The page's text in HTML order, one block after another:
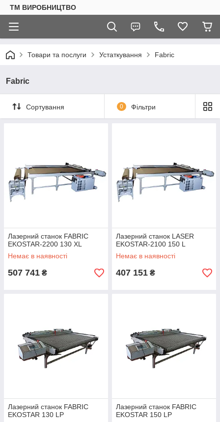
ТМ ВИРОБНИЦТВО
Товари та послуги Устаткування Fabric
Fabric
Сортування 0 Фільтри
Лазерний станок FABRIC
EKOSTAR-2200 130 XL
Немає в наявності
507 741 ₴
Лазерний станок LASER
EKOSTAR-2100 150 L
Немає в наявності
407 151 ₴
Лазерний станок FABRIC
EKOSTAR 130 LP
Лазерний станок FABRIC
EKOSTAR 150 LP